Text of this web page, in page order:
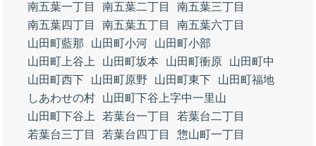
南五葉一丁目
南五葉二丁目
南五葉三丁目
南五葉四丁目
南五葉五丁目
南五葉六丁目
山田町藍那
山田町小河
山田町小部
山田町上谷上
山田町坂本 山田町衝原
山田町中
山田町西下
山田町原野 山田町東下
山田町福地
しあわせの村
山田町下谷上字中一里山
山田町下谷上
若葉台一丁目
若葉台二丁目
若葉台三丁目
若葉台四丁目
惣山町一丁目